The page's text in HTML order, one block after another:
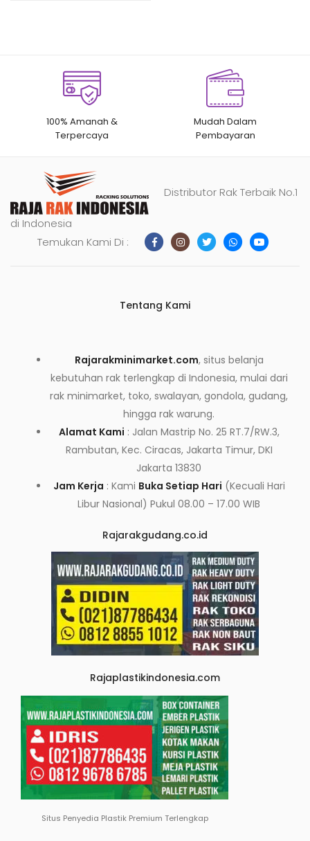
100% Amanah &
Terpercaya
Mudah Dalam
Pembayaran
Distributor Rak Terbaik No.1
di Indonesia
Temukan Kami Di :
Tentang Kami
Rajarakminimarket.com, situs belanja
kebutuhan rak terlengkap di Indonesia, mulai dari
rak minimarket, toko, swalayan, gondola, gudang,
hingga rak warung.
Alamat Kami : Jalan Mastrip No. 25 RT.7/RW.3,
Rambutan, Kec. Ciracas, Jakarta Timur, DKI
Jakarta 13830
Jam Kerja : Kami Buka Setiap Hari (Kecuali Hari
Libur Nasional) Pukul 08.00 – 17.00 WIB
Rajarakgudang.co.id
Rajaplastikindonesia.com
Situs Penyedia Plastik Premium Terlengkap